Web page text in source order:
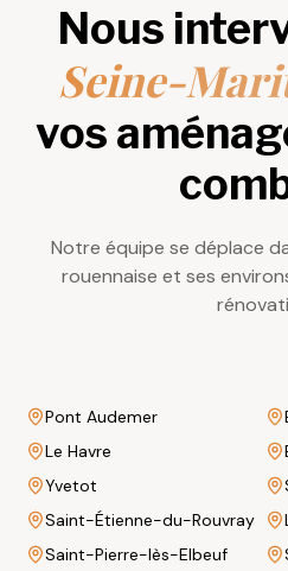
Nous
Seine-
vos
Notre équipe se déplace
rouennaise et ses
Pont Audemer
Le Havre
Yvetot
Saint-Étienne-du-Rouvray
Saint-Pierre-lès-Elbeuf